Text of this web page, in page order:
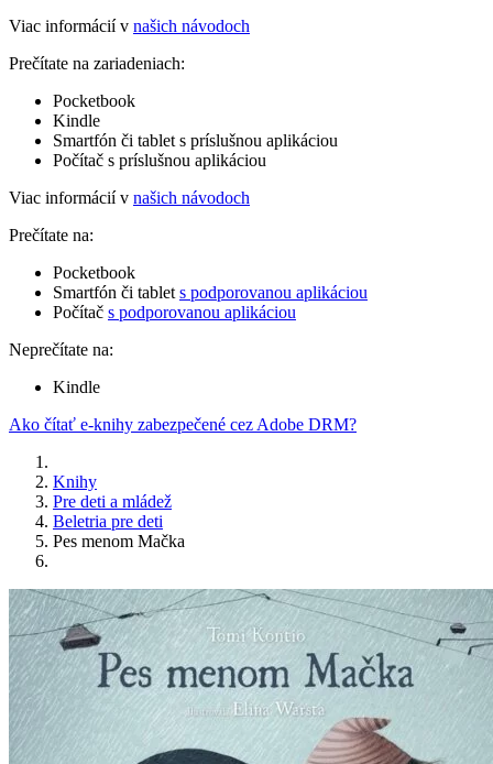
Viac informácií v našich návodoch
Prečítate na zariadeniach:
Pocketbook
Kindle
Smartfón či tablet s príslušnou aplikáciou
Počítač s príslušnou aplikáciou
Viac informácií v našich návodoch
Prečítate na:
Pocketbook
Smartfón či tablet s podporovanou aplikáciou
Počítač s podporovanou aplikáciou
Neprečítate na:
Kindle
Ako čítať e-knihy zabezpečené cez Adobe DRM?
Knihy
Pre deti a mládež
Beletria pre deti
Pes menom Mačka